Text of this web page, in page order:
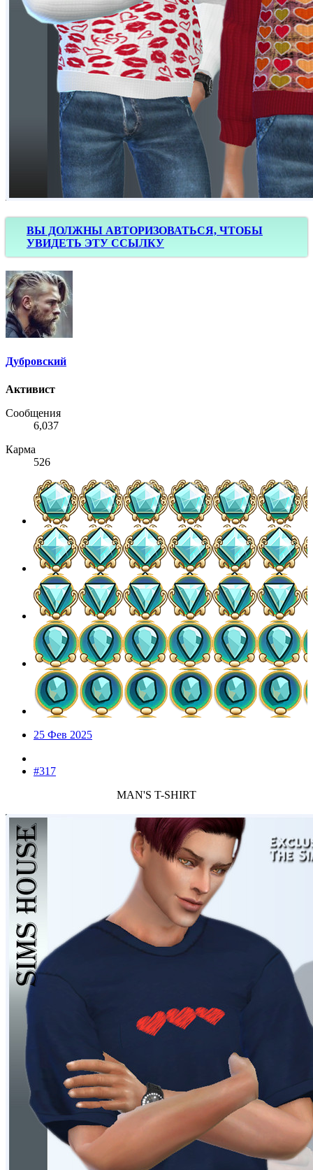
ВЫ ДОЛЖНЫ АВТОРИЗОВАТЬСЯ, ЧТОБЫ
УВИДЕТЬ ЭТУ ССЫЛКУ
Дубровский
Активист
Сообщения
6,037
Карма
526
25 Фев 2025
#317
MAN'S T-SHIRT